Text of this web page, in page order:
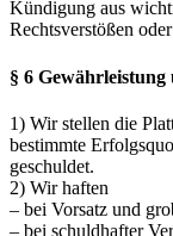
Kündigung aus
Rechtsverstößen
§ 6
1) Wir stellen die
bestimmte
geschuldet.
2) Wir haften
– bei Vorsatz und
– bei schuldhafter